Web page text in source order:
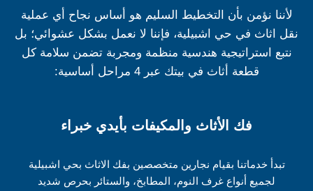
لأننا نؤمن بأن التخطيط السليم هو أساس نجاح أي عملية
نقل اثاث في حي اشبيلية، فإننا لا نعمل بشكل عشوائي؛ بل
نتبع استراتيجية هندسية منظمة ومجربة تضمن سلامة كل
قطعة أثاث في بيتك عبر 4 مراحل أساسية:
فك الأثاث والمكيفات بأيدي خبراء
تبدأ خدماتنا بقيام نجارين متخصصين بفك الاثاث بحي اشبيلية
لجميع أنواع غرف النوم، المطابخ، والستائر بحرص شديد